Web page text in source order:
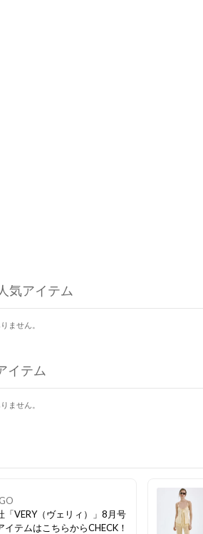
気アイテム
ません。
イテム
ません。
「VERY（ヴェリィ）」8月号
イテムはこちらからCHECK！